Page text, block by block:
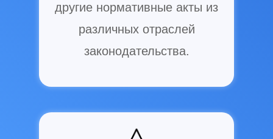
другие нормативные акты из
различных отраслей
законодательства.